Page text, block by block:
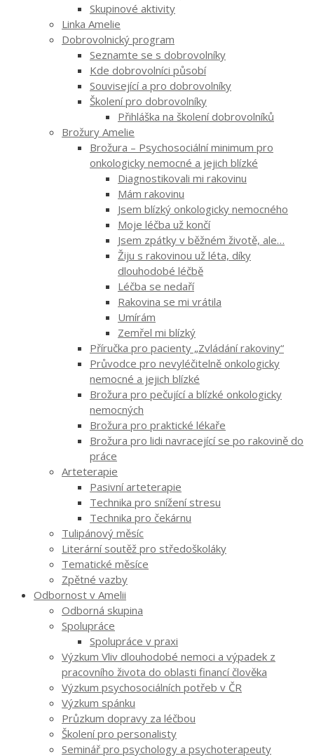
Skupinové aktivity
Linka Amelie
Dobrovolnický program
Seznamte se s dobrovolníky
Kde dobrovolníci působí
Související a pro dobrovolníky
Školení pro dobrovolníky
Přihláška na školení dobrovolníků
Brožury Amelie
Brožura – Psychosociální minimum pro
onkologicky nemocné a jejich blízké
Diagnostikovali mi rakovinu
Mám rakovinu
Jsem blízký onkologicky nemocného
Moje léčba už končí
Jsem zpátky v běžném životě, ale…
Žiju s rakovinou už léta, díky
dlouhodobé léčbě
Léčba se nedaří
Rakovina se mi vrátila
Umírám
Zemřel mi blízký
Příručka pro pacienty „Zvládání rakoviny“
Průvodce pro nevyléčitelně onkologicky
nemocné a jejich blízké
Brožura pro pečující a blízké onkologicky
nemocných
Brožura pro praktické lékaře
Brožura pro lidi navracející se po rakovině do
práce
Arteterapie
Pasivní arteterapie
Technika pro snížení stresu
Technika pro čekárnu
Tulipánový měsíc
Literární soutěž pro středoškoláky
Tematické měsíce
Zpětné vazby
Odbornost v Amelii
Odborná skupina
Spolupráce
Spolupráce v praxi
Výzkum Vliv dlouhodobé nemoci a výpadek z
pracovního života do oblasti financí člověka
Výzkum psychosociálních potřeb v ČR
Výzkum spánku
Průzkum dopravy za léčbou
Školení pro personalisty
Seminář pro psychology a psychoterapeuty